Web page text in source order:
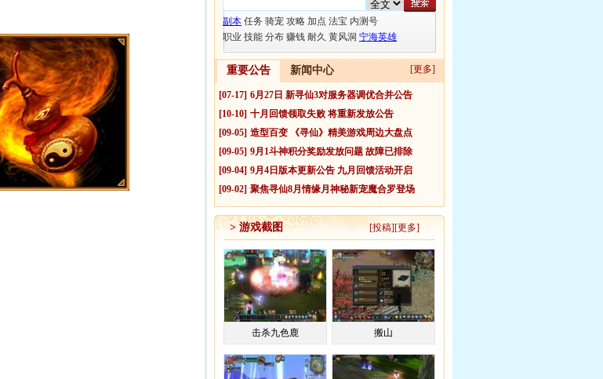
副本 任务 骑宠 攻略 加点 法宝 内测号
职业 技能 分布 赚钱 耐久 黄风洞 宁海英雄
重要公告 新闻中心 [更多]
[07-17] 6月27日 新寻仙3对服务器调优合并公告
[10-10] 十月回馈领取失败 将重新发放公告
[09-05] 造型百变 《寻仙》精美游戏周边大盘点
[09-05] 9月1斗神积分奖励发放问题 故障已排除
[09-04] 9月4日版本更新公告 九月回馈活动开启
[09-02] 聚焦寻仙8月情缘月神秘新宠魔合罗登场
> 游戏截图 [投稿][更多]
击杀九色鹿 搬山